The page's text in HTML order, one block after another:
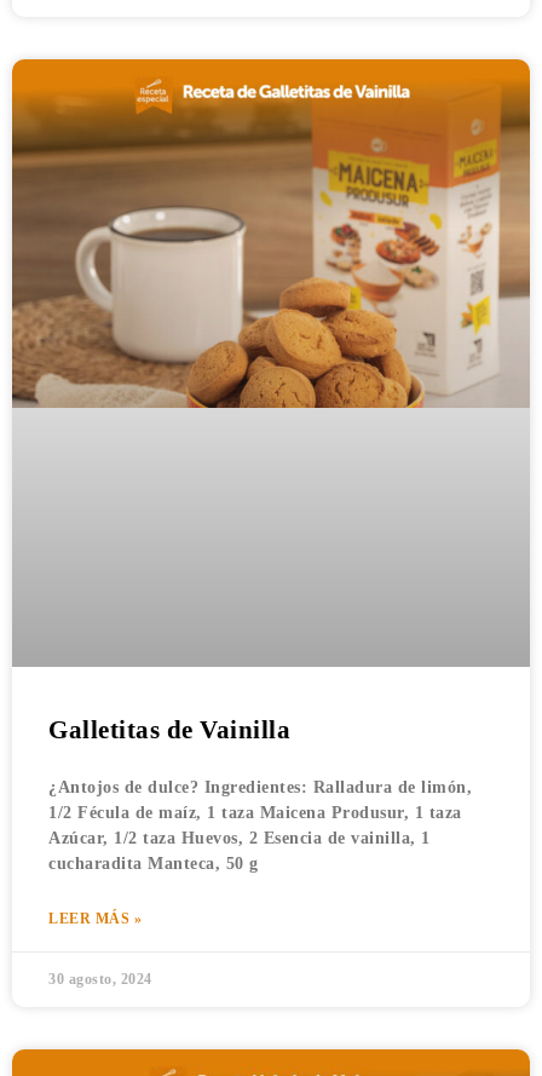
Galletitas de Vainilla
¿Antojos de dulce? Ingredientes: Ralladura de limón,
1/2 Fécula de maíz, 1 taza Maicena Produsur, 1 taza
Azúcar, 1/2 taza Huevos, 2 Esencia de vainilla, 1
cucharadita Manteca, 50 g
LEER MÁS »
30 agosto, 2024